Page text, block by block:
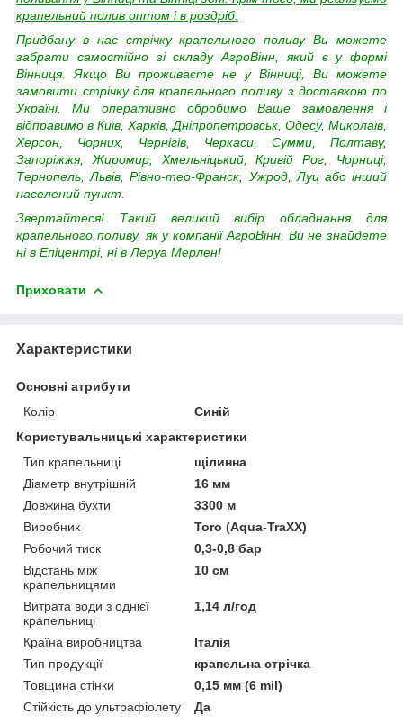
крапельний полив оптом і в роздріб.
Придбану в нас стрічку крапельного поливу Ви можете
забрати самостійно зі складу АгроВінн, який є у формі
Вінниця. Якщо Ви проживаєте не у Вінниці, Ви можете
замовити стрічку для крапельного поливу з доставкою по
Україні. Ми оперативно обробимо Ваше замовлення і
відправимо в Київ, Харків, Дніпропетровськ, Одесу, Миколаїв,
Херсон, Чорних, Чернігів, Черкаси, Сумми, Полтаву,
Запоріжжя, Жиромир, Хмельніцький, Кривій Рог, Чорниці,
Тернопель, Львів, Рівно-тео-Франск, Ужрод, Луц або інший
населений пункт.
Звертайтеся! Такий великий вибір обладнання для
крапельного поливу, як у компанії АгроВінн, Ви не знайдете
ні в Епіцентрі, ні в Леруа Мерлен!
Приховати
Характеристики
Основні атрибути
Колір
Синій
Користувальницькі характеристики
Тип крапельниці
щілинна
Діаметр внутрішній
16 мм
Довжина бухти
3300 м
Виробник
Toro (Aqua-TraXX)
Робочий тиск
0,3-0,8 бар
Відстань між
крапельницями
10 см
Витрата води з однієї
крапельниці
1,14 л/год
Країна виробництва
Італія
Тип продукції
крапельна стрічка
Товщина стінки
0,15 мм (6 mil)
Стійкість до ультрафіолету
Да